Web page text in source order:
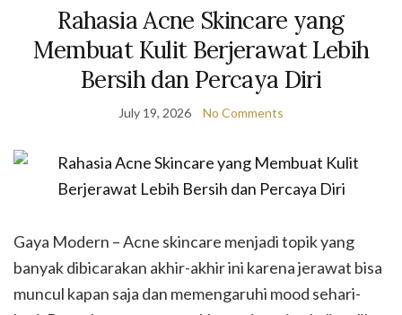
Rahasia Acne Skincare yang
Membuat Kulit Berjerawat Lebih
Bersih dan Percaya Diri
July 19, 2026 No Comments
Gaya Modern – Acne skincare menjadi topik yang
banyak dibicarakan akhir-akhir ini karena jerawat bisa
muncul kapan saja dan memengaruhi mood sehari-